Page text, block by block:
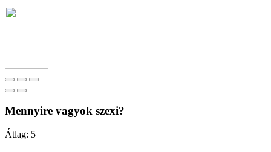
Mennyire vagyok szexi?
Átlag: 5